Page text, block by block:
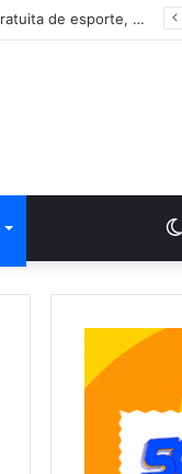
Parque Municipal da Pessoa Idosa retoma atividades com oferta gratuita de esporte, saúde e convivência em Palmas